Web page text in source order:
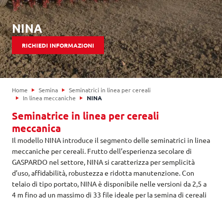
NINA
RICHIEDI INFORMAZIONI
Home Semina
Seminatrici in linea per cereali
In linea meccaniche
NINA
Seminatrice in linea per cereali
meccanica
Il modello NINA introduce il segmento delle seminatrici in linea
meccaniche per cereali. Frutto dell’esperienza secolare di
GASPARDO nel settore, NINA si caratterizza per semplicità
d’uso, affidabilità, robustezza e ridotta manutenzione. Con
telaio di tipo portato, NINA è disponibile nelle versioni da 2,5 a
4 m fino ad un massimo di 33 file ideale per la semina di cereali